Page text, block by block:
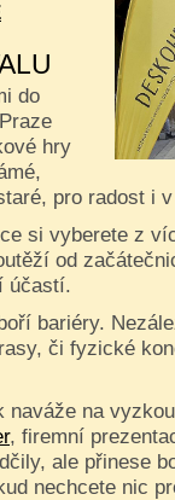
do
hry
pro radost i
si vyberete z
od
účastí.
bariéry.
či fyzické
naváže na
, firemní
ale přinese
nechcete nic